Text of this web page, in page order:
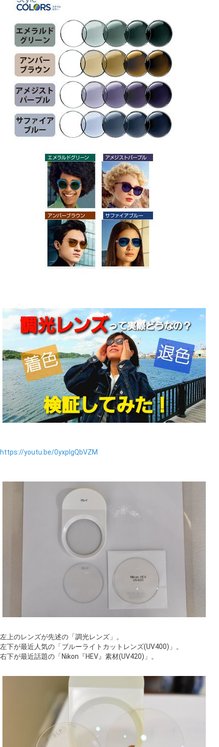
https://youtu.be/0yxplgQbVZM
左上のレンズが先述の「調光レンズ」。
左下が最近人気の「ブルーライトカットレンズ(UV400)」。
右下が最近話題の「Nikon『HEV』素材(UV420)」。